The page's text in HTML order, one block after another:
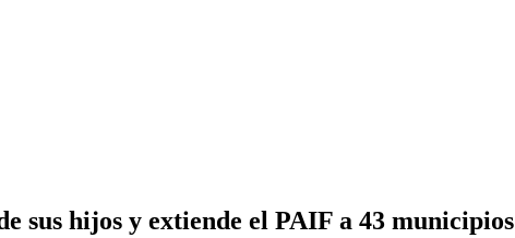
sus hijos y extiende el PAIF a 43 municipios